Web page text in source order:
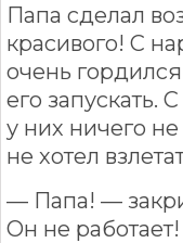
Папа сделал
красивого! С
очень
его запускать.
у них ничего
не хотел
— Папа! —
Он не работает!